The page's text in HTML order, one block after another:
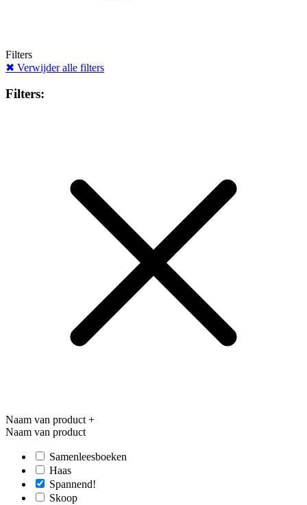
Filters
✖ Verwijder alle filters
Filters:
Naam van product +
Naam van product
Samenleesboeken
Haas
Spannend!
Skoop